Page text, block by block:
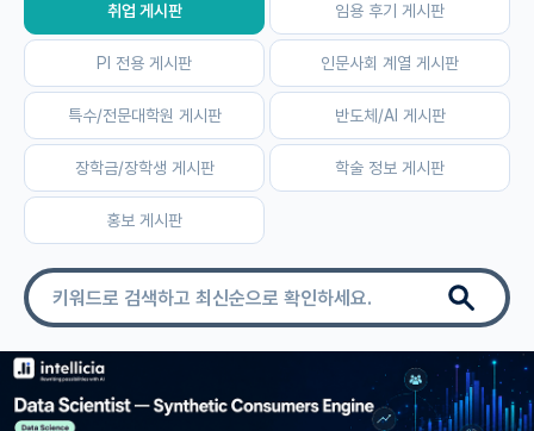
자유 게시판(아무개랩)
미국 유학 게시판
미국 대학원 합격 후기 게시판
대학원생 모집 게시판
대학원 합격 후기 게시판
연구실(PI) 홍보 게시판
석박사 채용 정보 게시판
임용 정보 게시판
학부 인턴 게시판
취업 게시판 임용 후기 게시판
PI 전용 게시판 인문사회 계열 게시판
특수/전문대학원 게시판 반도체/AI 게시판
장학금/장학생 게시판 학술 정보 게시판
홍보 게시판